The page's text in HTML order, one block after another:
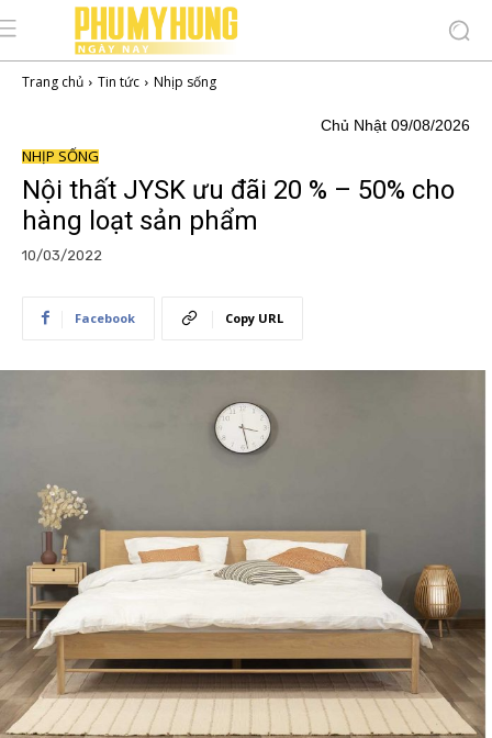
Trang chủ Tin tức Nhịp sống
Chủ Nhật 09/08/2026
NHỊP SỐNG
Nội thất JYSK ưu đãi 20 % – 50% cho
hàng loạt sản phẩm
10/03/2022
Facebook Copy URL